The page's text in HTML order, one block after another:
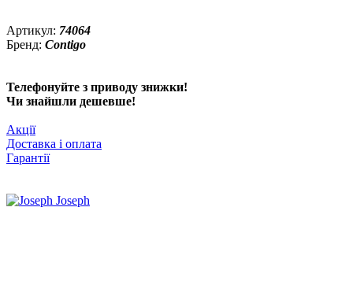
Артикул: 74064
Бренд: Contigo
Телефонуйте з приводу знижки!
Чи знайшли дешевше!
Акції
Доставка і оплата
Гарантії